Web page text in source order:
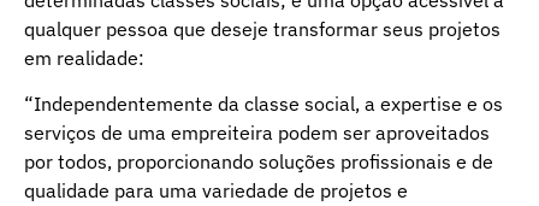
qualquer pessoa que deseje transformar seus projetos
em realidade:
“Independentemente da classe social, a expertise e os
serviços de uma empreiteira podem ser aproveitados
por todos, proporcionando soluções profissionais e de
qualidade para uma variedade de projetos e